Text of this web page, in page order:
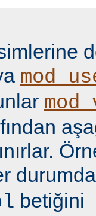
betiğini